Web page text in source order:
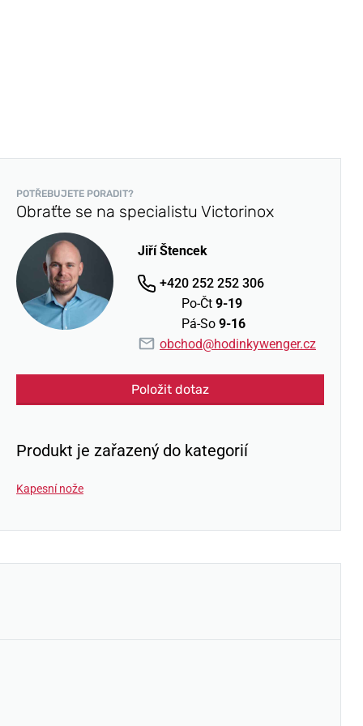
POTŘEBUJETE PORADIT?
Obraťte se na specialistu Victorinox
Jiří Štencek
+420 252 252 306
Po-Čt 9-19
Pá-So 9-16
obchod@hodinkywenger.cz
Položit dotaz
Produkt je zařazený do kategorií
Kapesní nože